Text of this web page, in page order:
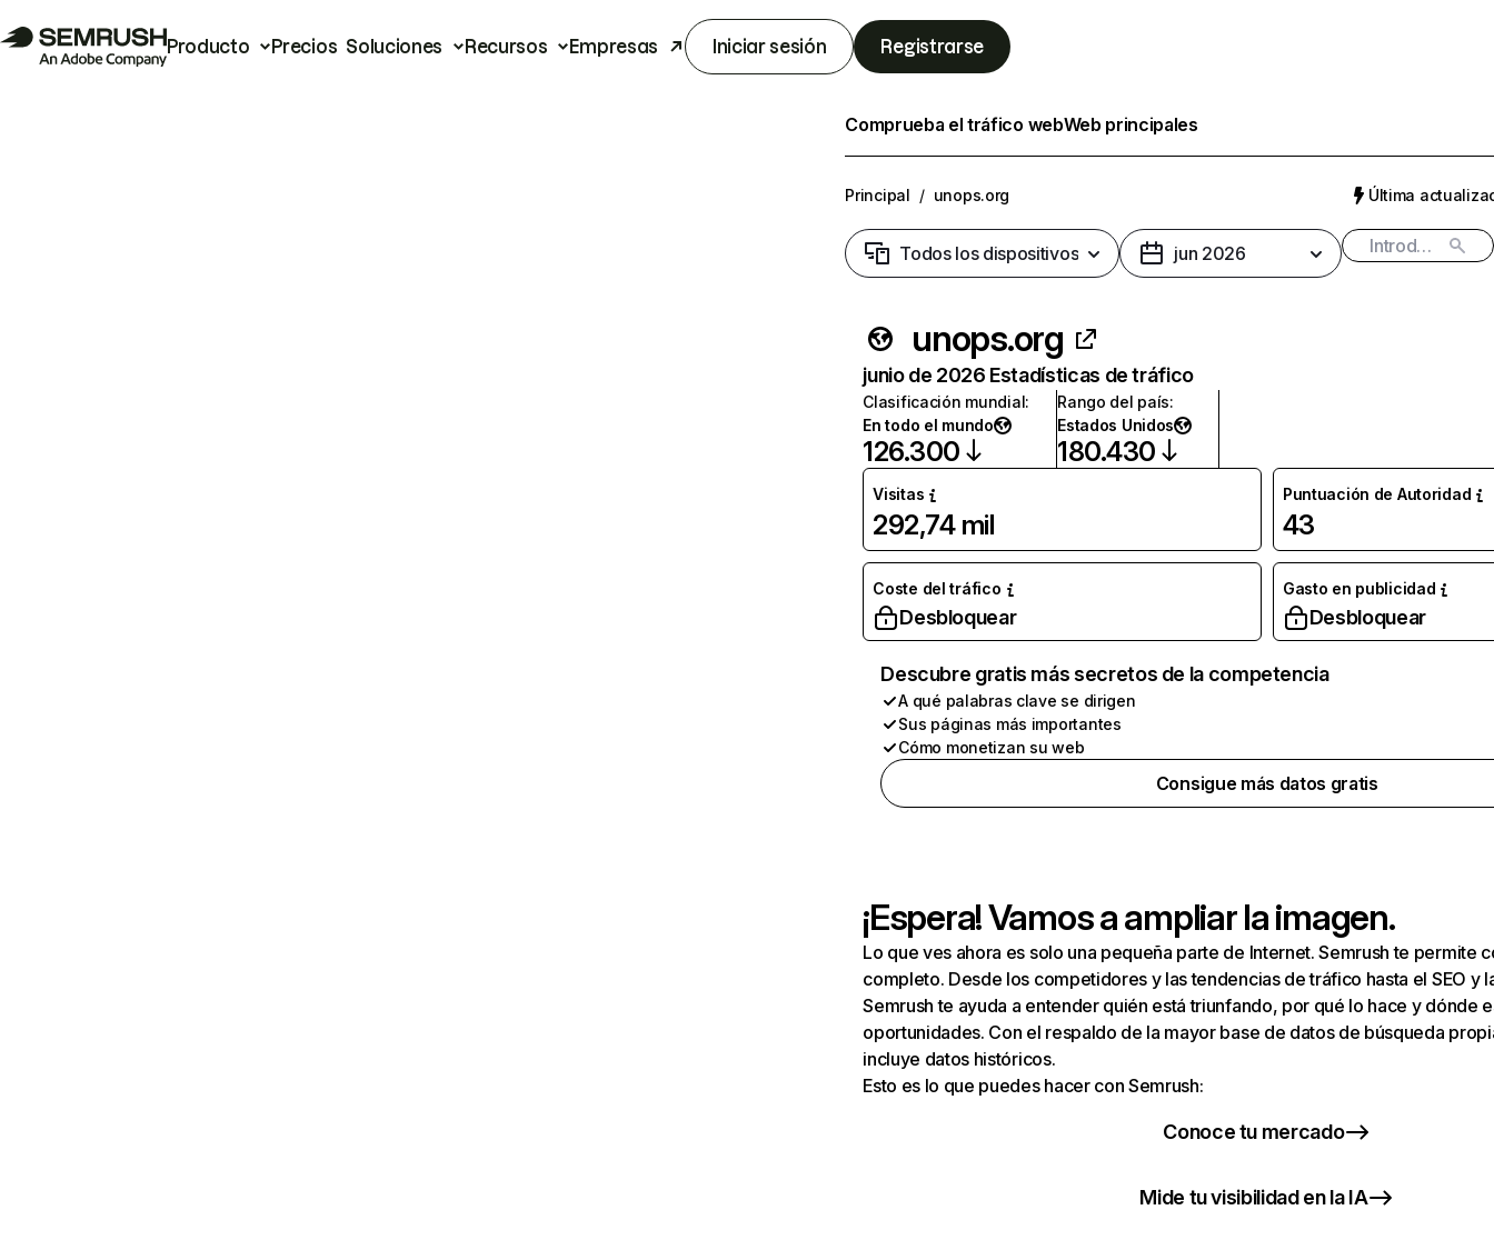
Producto Precios Soluciones Recursos Empresas Iniciar sesión Registrarse
Comprueba el tráfico webWeb principales
Principal / unops.org Última
Todos los dispositivos jun 2026
unops.org
junio de 2026 Estadísticas de tráfico
Clasificación mundial:
En todo el mundo
126.300
Rango del país:
Estados Unidos
180.430
Visitas
292,74 mil
Puntuación de Autoridad
43
Coste del tráfico
Desbloquear
Gasto en publicidad
Desbloquear
Descubre gratis más secretos de la competencia
A qué palabras clave se dirigen
Sus páginas más importantes
Cómo monetizan su web
Consigue más datos gratis
¡Espera! Vamos a ampliar la imagen.
Lo que ves ahora es solo una pequeña parte de Internet. Semrush te permite
completo. Desde los competidores y las tendencias de tráfico hasta el SEO y
Semrush te ayuda a entender quién está triunfando, por qué lo hace y dónde
oportunidades. Con el respaldo de la mayor base de datos de búsqueda
incluye datos históricos.
Esto es lo que puedes hacer con Semrush:
Conoce tu mercado
Mide tu visibilidad en la IA